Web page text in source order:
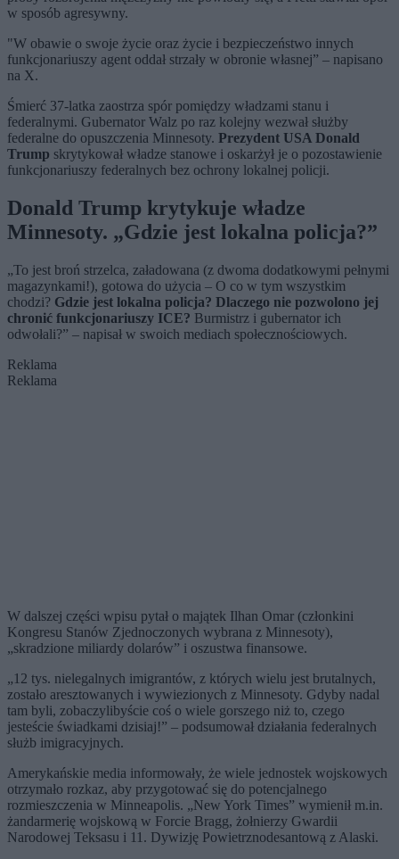
w sposób agresywny.
"W obawie o swoje życie oraz życie i bezpieczeństwo innych
funkcjonariuszy agent oddał strzały w obronie własnej” – napisano
na X.
Śmierć 37-latka zaostrza spór pomiędzy władzami stanu i
federalnymi. Gubernator Walz po raz kolejny wezwał służby
federalne do opuszczenia Minnesoty. Prezydent USA Donald
Trump skrytykował władze stanowe i oskarżył je o pozostawienie
funkcjonariuszy federalnych bez ochrony lokalnej policji.
Donald Trump krytykuje władze
Minnesoty. „Gdzie jest lokalna policja?”
„To jest broń strzelca, załadowana (z dwoma dodatkowymi pełnymi
magazynkami!), gotowa do użycia – O co w tym wszystkim
chodzi? Gdzie jest lokalna policja? Dlaczego nie pozwolono jej
chronić funkcjonariuszy ICE? Burmistrz i gubernator ich
odwołali?” – napisał w swoich mediach społecznościowych.
Reklama
Reklama
W dalszej części wpisu pytał o majątek Ilhan Omar (członkini
Kongresu Stanów Zjednoczonych wybrana z Minnesoty),
„skradzione miliardy dolarów” i oszustwa finansowe.
„12 tys. nielegalnych imigrantów, z których wielu jest brutalnych,
zostało aresztowanych i wywiezionych z Minnesoty. Gdyby nadal
tam byli, zobaczylibyście coś o wiele gorszego niż to, czego
jesteście świadkami dzisiaj!” – podsumował działania federalnych
służb imigracyjnych.
Amerykańskie media informowały, że wiele jednostek wojskowych
otrzymało rozkaz, aby przygotować się do potencjalnego
rozmieszczenia w Minneapolis. „New York Times” wymienił m.in.
żandarmerię wojskową w Forcie Bragg, żołnierzy Gwardii
Narodowej Teksasu i 11. Dywizję Powietrznodesantową z Alaski.